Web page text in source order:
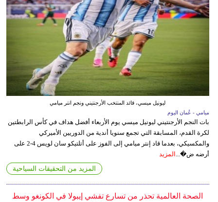
ليونيل ميسي، قائد المنتخب الأرجنتيني ونجم انتر ميامي
ميامي - عُمان اليوم
بات النجم الأرجنتيني ليونيل ميسي يوم الأربعاء أفضل هداف في كأس الرابطتين
لكرة القدم، المسابقة التي تجمع سنويا أندية من الدوريين الأميركي
والمكسيكي، بعدما قاد إنتر ميامي إلى الفوز على أتلتيكو سان لويس 4-2 على
أرضه ض�... المزيد
المزيد من التحقيقات السياحية
الصحة العالمية تحذر من تسارع تفشي إيبولا في الكونغو وسط